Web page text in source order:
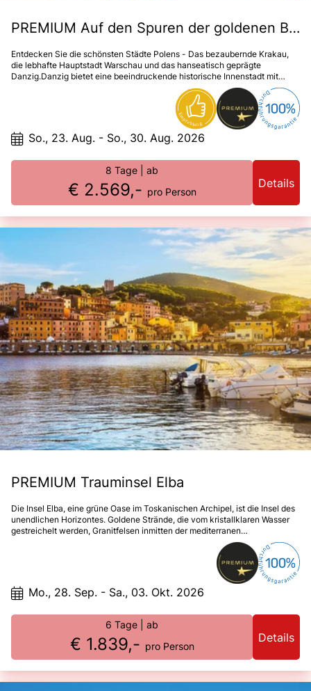
PREMIUM Auf den Spuren der goldenen Bernsteinstraße
Entdecken Sie die schönsten Städte Polens - Das bezaubernde Krakau,
die lebhafte Hauptstadt Warschau und das hanseatisch geprägte
Danzig.Danzig bietet eine beeindruckende historische Innenstadt mit
Kirchen, Stadttoren, wunderschönen Häusern am Langen Markt oder in
der Mariengasse zwischen Frauentor und Marienkirche und am Hafen, wo
sich auch das berühmte Krantor an der Motlawa befindet. Warschau, die
pulsierende Hauptstadt des Landes, liegt am Weichselufer. Hier kann man
durch malerische Gassen schlendern. Moderner gibt sich die Stadt in den
Straßenzügen rund um den mächtigen Kulturpalast aus Ostblockzeiten.
findet man Parks und prächtige historische Paläste.Krakau, die alte
Königsstadt am Oberlauf der Weichsel besteht im Grunde aus zwei
Städten. Die mittelalterliche Altstadt mit dem zentralen Hauptmarkt, wo
sich die Tuchhallen, die Marienkirche, andere Sehenswürdigkeiten
Stadt befindet das Salzbergwerk von Wieliczka oder das Hochgebirge
So., 23. Aug. - So., 30. Aug. 2026
8 Tage | ab
€ 2.569,- pro Person
Details
PREMIUM Trauminsel Elba
Die Insel Elba, eine grüne Oase im Toskanischen Archipel, ist die Insel des
unendlichen Horizontes. Goldene Strände, die vom kristallklaren Wasser
gestreichelt werden, Granitfelsen inmitten der mediterranen
Buschvegetation, Geschichten von Völkern, die immer von der Sonne
geküsst wurden. Bunt blühende Maccia und Felslandschaften, die von
Olivenhainen durchzogen werden, bilden eine Symbiose mit weitläufigen
Stränden und einzigartigen Buchten. Auch die Geschichte hat deutliche
Spuren hinterlassen: Etrusker, Römer und die Medici haben die Insel
jahrhundertelang geprägt. Der berühmteste Insulaner war zweifellos
paradiesischen Insel aber nicht als Gefangener, sondern als König der
Mo., 28. Sep. - Sa., 03. Okt. 2026
6 Tage | ab
€ 1.839,- pro Person
Details